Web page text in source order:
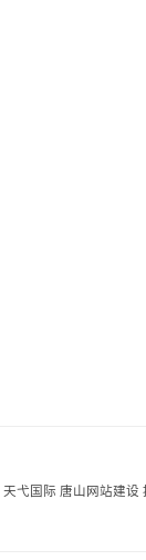
天弋国际 唐山网站建设